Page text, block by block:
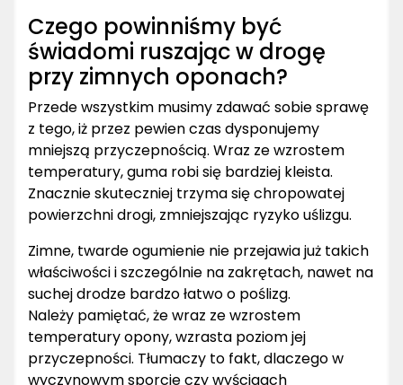
Czego powinniśmy być
świadomi ruszając w drogę
przy zimnych oponach?
Przede wszystkim musimy zdawać sobie sprawę
z tego, iż przez pewien czas dysponujemy
mniejszą przyczepnością. Wraz ze wzrostem
temperatury, guma robi się bardziej kleista.
Znacznie skuteczniej trzyma się chropowatej
powierzchni drogi, zmniejszając ryzyko uślizgu.
Zimne, twarde ogumienie nie przejawia już takich
właściwości i szczególnie na zakrętach, nawet na
suchej drodze bardzo łatwo o poślizg.
Należy pamiętać, że wraz ze wzrostem
temperatury opony, wzrasta poziom jej
przyczepności. Tłumaczy to fakt, dlaczego w
wyczynowym sporcie czy wyścigach